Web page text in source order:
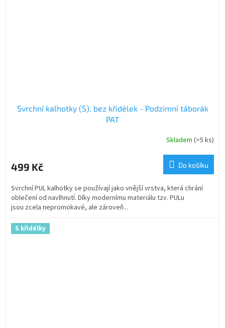
Svrchní kalhotky (S), bez křidélek - Podzimní táborák
PAT
Skladem (>5 ks)
499 Kč Do košíku
Svrchní PUL kalhotky se používají jako vnější vrstva, která chrání
oblečení od navlhnutí. Díky modernímu materiálu tzv. PULu
jsou zcela nepromokavé, ale zároveň...
S křidélky